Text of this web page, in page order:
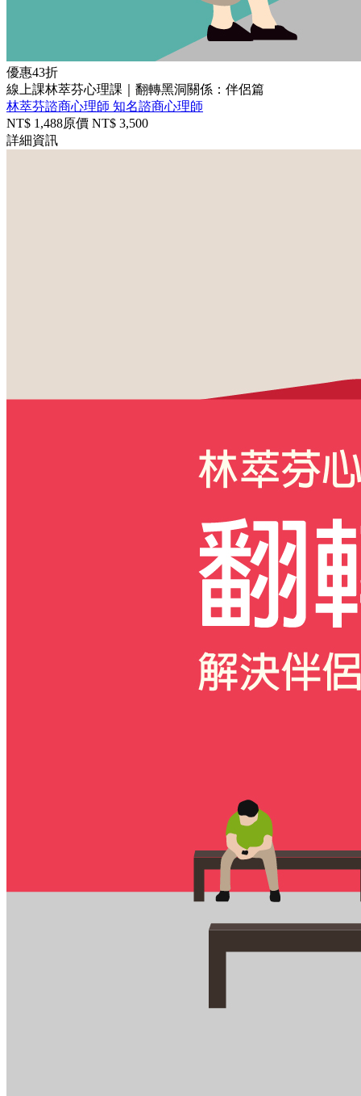
優惠43折
線上課林萃芬心理課｜翻轉黑洞關係：伴侶篇
林萃芬諮商心理師 知名諮商心理師
NT$ 1,488原價 NT$ 3,500
詳細資訊